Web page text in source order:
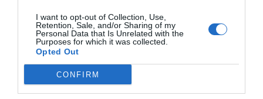
I want to opt-out of Collection, Use,
Retention, Sale, and/or Sharing of my
Personal Data that Is Unrelated with the
Purposes for which it was collected.
Opted Out
CONFIRM